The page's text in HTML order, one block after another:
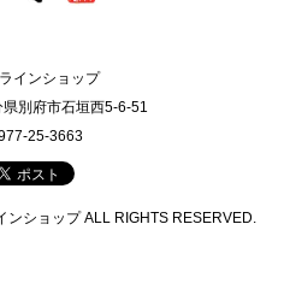
インショップ
別府市石垣西5-6-51
25-3663
ショップ ALL RIGHTS RESERVED.